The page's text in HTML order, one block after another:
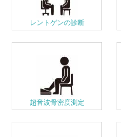
レントゲンの診断
超音波骨密度測定